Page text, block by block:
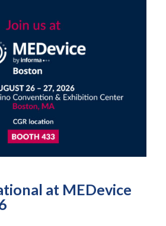
at MEDevice